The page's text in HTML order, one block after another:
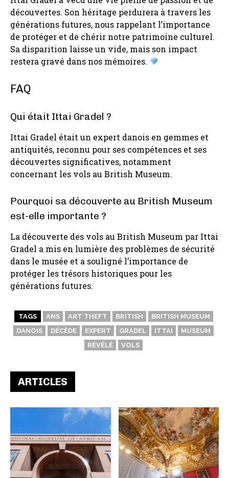
découvertes. Son héritage perdurera à travers les
générations futures, nous rappelant l’importance
de protéger et de chérir notre patrimoine culturel.
Sa disparition laisse un vide, mais son impact
restera gravé dans nos mémoires.
FAQ
Qui était Ittai Gradel ?
Ittai Gradel était un expert danois en gemmes et
antiquités, reconnu pour ses compétences et ses
découvertes significatives, notamment
concernant les vols au British Museum.
Pourquoi sa découverte au British Museum
est-elle importante ?
La découverte des vols au British Museum par Ittai
Gradel a mis en lumière des problèmes de sécurité
dans le musée et a souligné l’importance de
protéger les trésors historiques pour les
générations futures.
TAGS ANS ART THEFT BRITISH
BRITISH MUSEUM
DANOIS
DÉCÈDE EXPERT GRADEL ITTAI
MUSEUM
RÉVÉLÉ
VOLS
ARTICLES